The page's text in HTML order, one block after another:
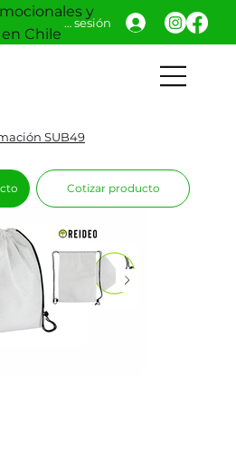
y
Chile
Iniciar sesión
SUB49
Cotizar producto